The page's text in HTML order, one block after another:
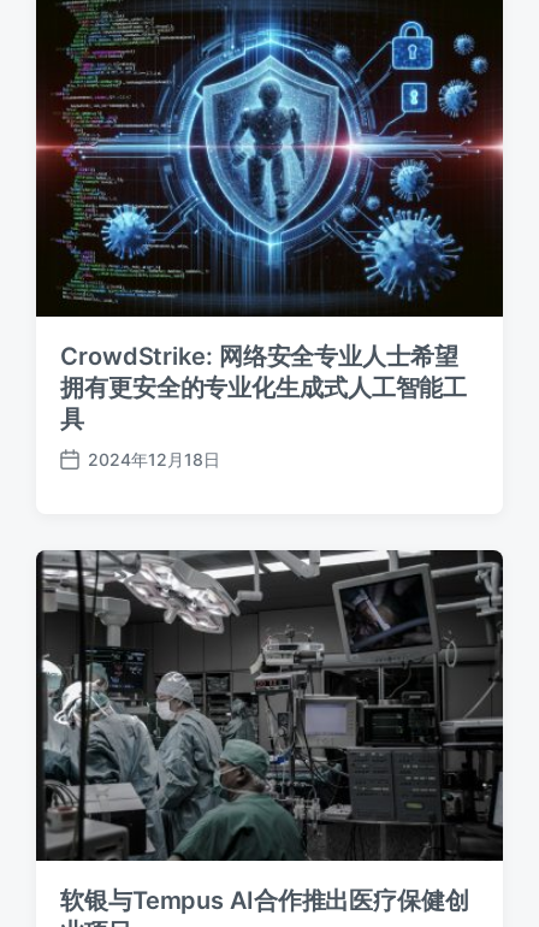
CrowdStrike: 网络安全专业人士希望
拥有更安全的专业化生成式人工智能工
具
发
期
2024年12月18日
软银与Tempus AI合作推出医疗保健创